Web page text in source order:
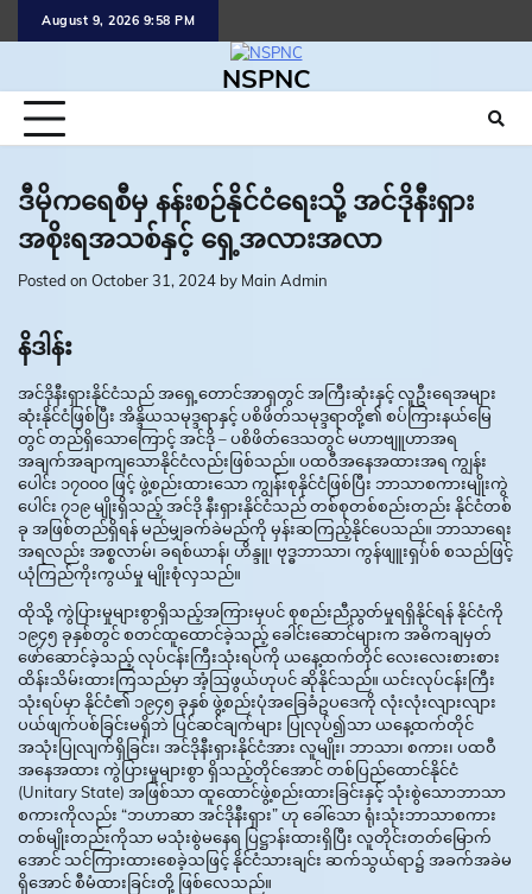
August 9, 2026 9:58 PM
NSPNC
ဒီမိုကရေစီမှ နန်းစဉ်နိုင်ငံရေးသို့ အင်ဒိုနီးရှား
အစိုးရအသစ်နှင့် ရှေ့အလားအလာ
Posted on October 31, 2024 by Main Admin
နိဒါန်း
အင်ဒိုနီးရှားနိုင်ငံသည် အရှေ့တောင်အာရှတွင် အကြီးဆုံးနှင့် လူဦးရေအများ
ဆုံးနိုင်ငံဖြစ်ပြီး အိန္ဒိယသမုဒ္ဒရာနှင့် ပစိဖိတ်သမုဒ္ဒရာတို့၏ စပ်ကြားနယ်မြေ
တွင် တည်ရှိသောကြောင့် အင်ဒို – ပစိဖိတ်ဒေသတွင် မဟာဗျူဟာအရ
အချက်အချာကျသောနိုင်ငံလည်းဖြစ်သည်။ ပထဝီအနေအထားအရ ကျွန်း
ပေါင်း ၁၇၀၀၀ ဖြင့် ဖွဲ့စည်းထားသော ကျွန်းစုနိုင်ငံဖြစ်ပြီး ဘာသာစကားမျိုးကွဲ
ပေါင်း ၇၁၉ မျိုးရှိသည့် အင်ဒို နီးရှားနိုင်ငံသည် တစ်စုတစ်စည်းတည်း နိုင်ငံတစ်
ခု အဖြစ်တည်ရှိရန် မည်မျှခက်ခဲမည်ကို မှန်းဆကြည့်နိုင်ပေသည်။ ဘာသာရေး
အရလည်း အစ္စလာမ်၊ ခရစ်ယာန်၊ ဟိန္ဒူ၊ ဗုဒ္ဓဘာသာ၊ ကွန်ဖျူးရှပ်စ် စသည်ဖြင့်
ယုံကြည်ကိုးကွယ်မှု မျိုးစုံလှသည်။
ထိုသို့ ကွဲပြားမှုများစွာရှိသည့်အကြားမှပင် စုစည်းညီညွတ်မှုရရှိနိုင်ရန် နိုင်ငံကို
၁၉၄၅ ခုနှစ်တွင် စတင်ထူထောင်ခဲ့သည့် ခေါင်းဆောင်များက အဓိကချမှတ်
ဖော်ဆောင်ခဲ့သည့် လုပ်ငန်းကြီးသုံးရပ်ကို ယနေ့ထက်တိုင် လေးလေးစားစား
ထိန်းသိမ်းထားကြသည်မှာ အံ့ဩဖွယ်ဟုပင် ဆိုနိုင်သည်။ ယင်းလုပ်ငန်းကြီး
သုံးရပ်မှာ နိုင်ငံ၏ ၁၉၄၅ ခုနှစ် ဖွဲ့စည်းပုံအခြေခံဥပဒေကို လုံးလုံးလျားလျား
ပယ်ဖျက်ပစ်ခြင်းမရှိဘဲ ပြင်ဆင်ချက်များ ပြုလုပ်၍သာ ယနေ့ထက်တိုင်
အသုံးပြုလျက်ရှိခြင်း၊ အင်ဒိုနီးရှားနိုင်ငံအား လူမျိုး၊ ဘာသာ၊ စကား၊ ပထဝီ
အနေအထား ကွဲပြားမှုများစွာ ရှိသည့်တိုင်အောင် တစ်ပြည်ထောင်နိုင်ငံ
(Unitary State) အဖြစ်သာ ထူထောင်ဖွဲ့စည်းထားခြင်းနှင့် သုံးစွဲသောဘာသာ
စကားကိုလည်း “ဘဟာဆာ အင်ဒိုနီးရှား” ဟု ခေါ်သော ရုံးသုံးဘာသာစကား
တစ်မျိုးတည်းကိုသာ မသုံးစွဲမနေရ ပြဋ္ဌာန်းထားရှိပြီး လူတိုင်းတတ်မြောက်
အောင် သင်ကြားထားစေခဲ့သဖြင့် နိုင်ငံသားချင်း ဆက်သွယ်ရာ၌ အခက်အခဲမ
ရှိအောင် စီမံထားခြင်းတို့ ဖြစ်လေသည်။